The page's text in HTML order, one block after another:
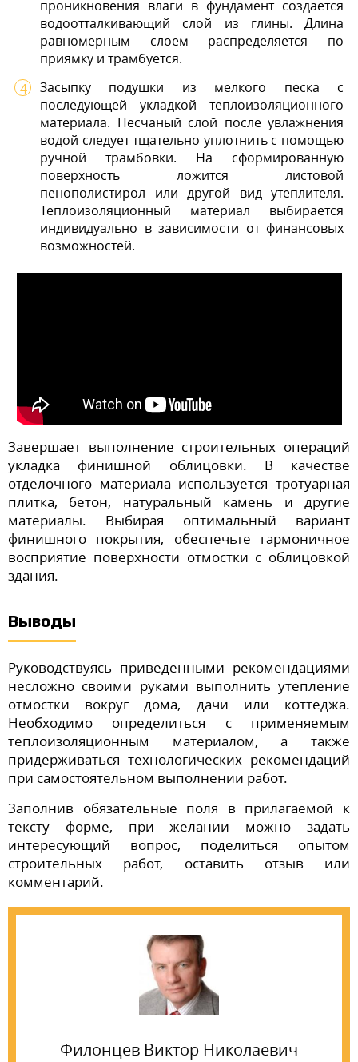
проникновения влаги в фундамент создается
водоотталкивающий слой из глины. Длина
равномерным слоем распределяется по
приямку и трамбуется.
Засыпку подушки из мелкого песка с
последующей укладкой теплоизоляционного
материала. Песчаный слой после увлажнения
водой следует тщательно уплотнить с помощью
ручной трамбовки. На сформированную
поверхность ложится листовой
пенополистирол или другой вид утеплителя.
Теплоизоляционный материал выбирается
индивидуально в зависимости от финансовых
возможностей.
Завершает выполнение строительных операций
укладка финишной облицовки. В качестве
отделочного материала используется тротуарная
плитка, бетон, натуральный камень и другие
материалы. Выбирая оптимальный вариант
финишного покрытия, обеспечьте гармоничное
восприятие поверхности отмостки с облицовкой
здания.
Выводы
Руководствуясь приведенными рекомендациями
несложно своими руками выполнить утепление
отмостки вокруг дома, дачи или коттеджа.
Необходимо определиться с применяемым
теплоизоляционным материалом, а также
придерживаться технологических рекомендаций
при самостоятельном выполнении работ.
Заполнив обязательные поля в прилагаемой к
тексту форме, при желании можно задать
интересующий вопрос, поделиться опытом
строительных работ, оставить отзыв или
комментарий.
Филонцев Виктор Николаевич